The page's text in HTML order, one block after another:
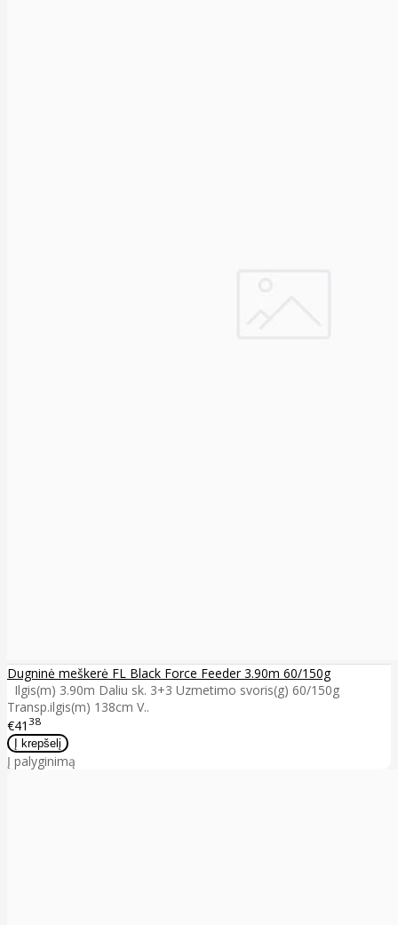
Dugninė meškerė FL Black Force Feeder 3.90m 60/150g
Ilgis(m) 3.90m Daliu sk. 3+3 Uzmetimo svoris(g) 60/150g
Transp.ilgis(m) 138cm V..
€41 38
Į palyginimą